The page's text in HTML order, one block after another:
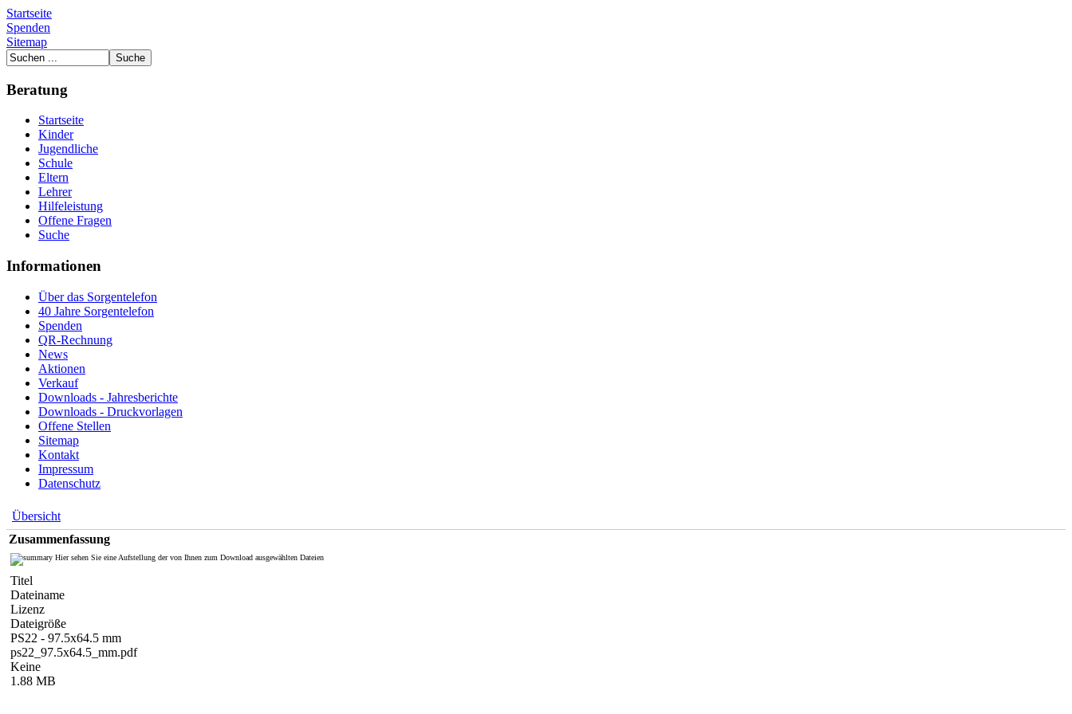
Startseite
Spenden
Sitemap
Beratung
Startseite
Kinder
Jugendliche
Schule
Eltern
Lehrer
Hilfeleistung
Offene Fragen
Suche
Informationen
Über das Sorgentelefon
40 Jahre Sorgentelefon
Spenden
QR-Rechnung
News
Aktionen
Verkauf
Downloads - Jahresberichte
Downloads - Druckvorlagen
Offene Stellen
Sitemap
Kontakt
Impressum
Datenschutz
Übersicht
Zusammenfassung
Hier sehen Sie eine Aufstellung der von Ihnen zum Download ausgewählten Dateien
Titel
Dateiname
Lizenz
Dateigröße
PS22 - 97.5x64.5 mm
ps22_97.5x64.5_mm.pdf
Keine
1.88 MB